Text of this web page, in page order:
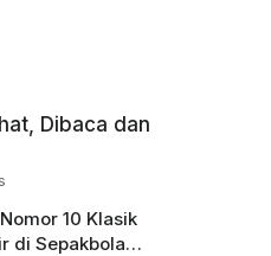
Dibaca dan
10 Klasik
di Sepakbola